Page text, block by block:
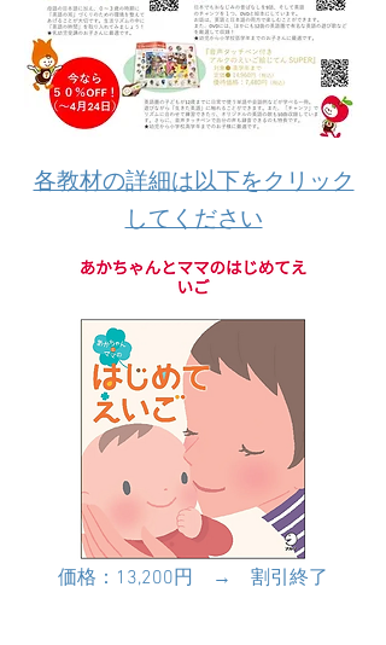
​各教材の詳細は以下をクリック
してください
価格：13,200円 → 割引終了